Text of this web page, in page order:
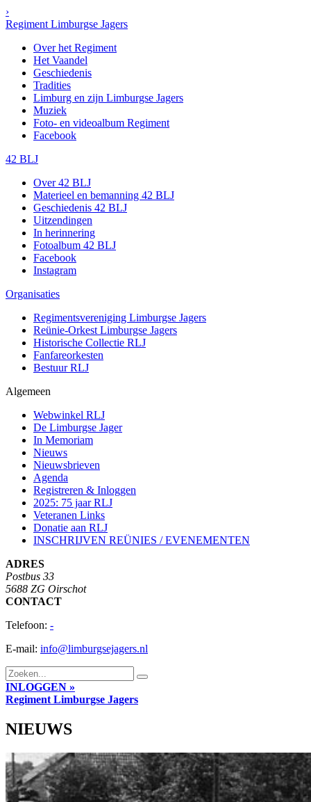
›
Regiment Limburgse Jagers
Over het Regiment
Het Vaandel
Geschiedenis
Tradities
Limburg en zijn Limburgse Jagers
Muziek
Foto- en videoalbum Regiment
Facebook
42 BLJ
Over 42 BLJ
Materieel en bemanning 42 BLJ
Geschiedenis 42 BLJ
Uitzendingen
In herinnering
Fotoalbum 42 BLJ
Facebook
Instagram
Organisaties
Regimentsvereniging Limburgse Jagers
Reünie-Orkest Limburgse Jagers
Historische Collectie RLJ
Fanfareorkesten
Bestuur RLJ
Algemeen
Webwinkel RLJ
De Limburgse Jager
In Memoriam
Nieuws
Nieuwsbrieven
Agenda
Registreren & Inloggen
2025: 75 jaar RLJ
Veteranen Links
Donatie aan RLJ
INSCHRIJVEN REÜNIES / EVENEMENTEN
ADRES
Postbus 33
5688 ZG Oirschot
CONTACT
Telefoon: -
E-mail: info@limburgsejagers.nl
INLOGGEN »
Regiment Limburgse Jagers
NIEUWS